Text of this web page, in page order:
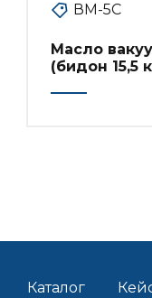
ВМ-5С
Масло
(бидон 15,5
Каталог